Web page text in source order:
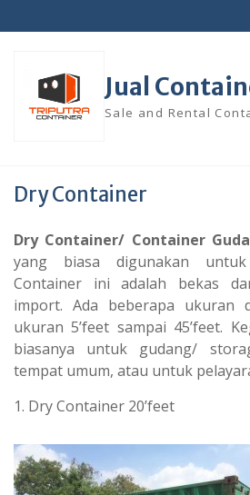
to
Jual
Sale and Rental
Dry Container
Dry Container/ Container
yang biasa digunakan
Container ini adalah bekas
import. Ada beberapa ukuran
ukuran 5’feet sampai 45’feet.
biasanya untuk gudang/
tempat umum, atau untuk
1. Dry Container 20’feet